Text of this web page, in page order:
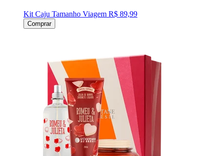
Kit Caju Tamanho Viagem R$ 89,99
Comprar